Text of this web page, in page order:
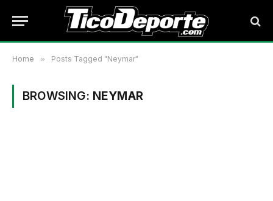
Home » Posts Tagged "Neymar"
BROWSING: NEYMAR